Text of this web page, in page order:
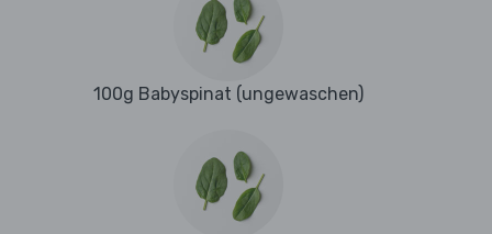
100g Babyspinat (ungewaschen)